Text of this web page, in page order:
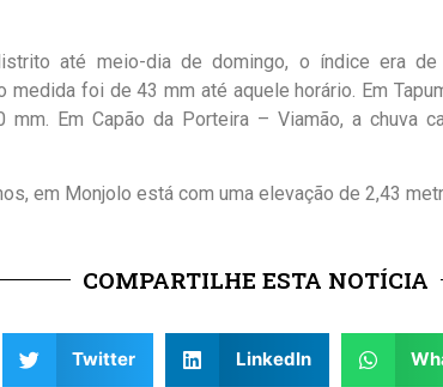
até meio-dia de domingo, o índice era de
medida foi de 43 mm até aquele horário. Em
mm. Em Capão da Porteira – Viamão, a chuva
em Monjolo está com uma elevação de 2,43
COMPARTILHE ESTA NOTÍCIA
Twitter LinkedIn